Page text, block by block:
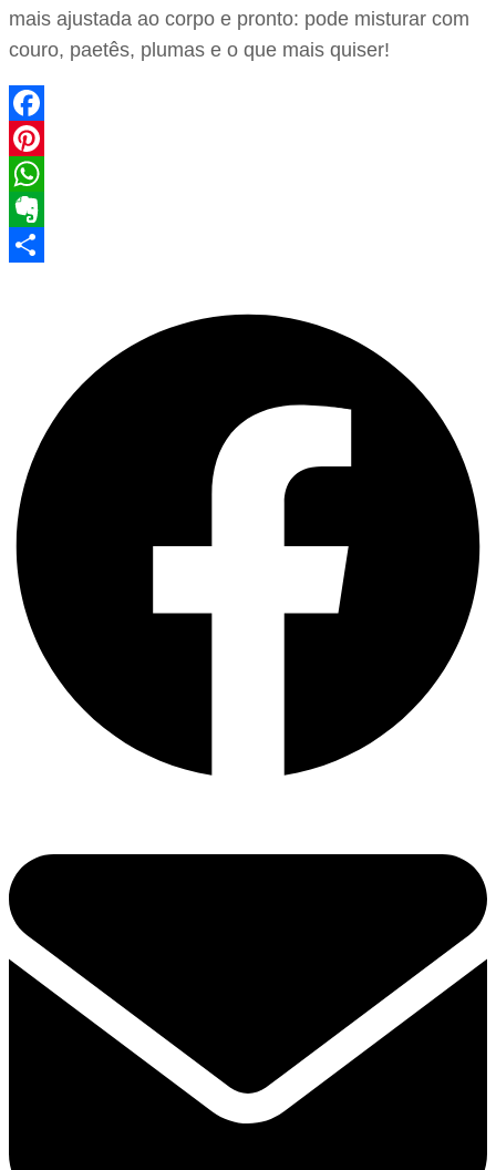
mais ajustada ao corpo e pronto: pode misturar com
couro, paetês, plumas e o que mais quiser!
Facebook
Pinterest
WhatsApp
Evernote